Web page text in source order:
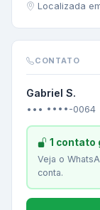
Localizada
CONTATO
Gabriel S.
••• ••••-0064
1 contato
Veja o
conta.